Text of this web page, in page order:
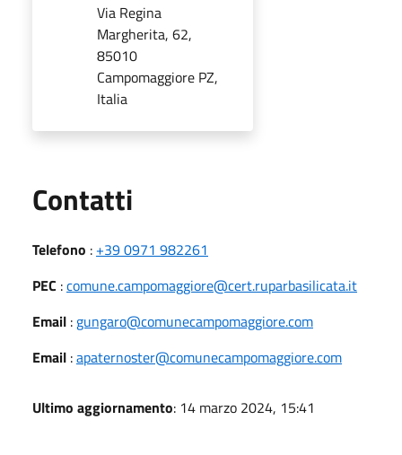
Via Regina
Margherita, 62,
85010
Campomaggiore PZ,
Italia
Contatti
Telefono : +39 0971 982261
PEC :comune.campomaggiore@cert.ruparbasilicata.it
Email : gungaro@comunecampomaggiore.com
Email :apaternoster@comunecampomaggiore.com
Ultimo aggiornamento: 14 marzo 2024, 15:41